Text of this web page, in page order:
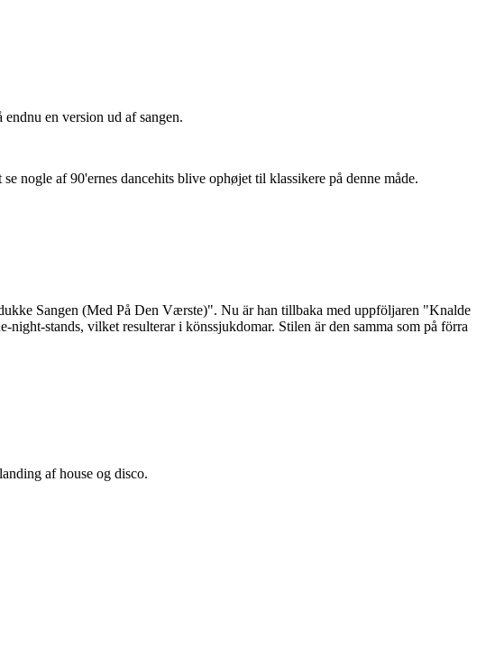
en version ud af sangen.
nogle af 90'ernes dancehits blive ophøjet til klassikere på denne måde.
Sangen (Med På Den Værste)". Nu är han tillbaka med uppföljaren "Knalde
stands, vilket resulterar i könssjukdomar. Stilen är den samma som på förra
af house og disco.